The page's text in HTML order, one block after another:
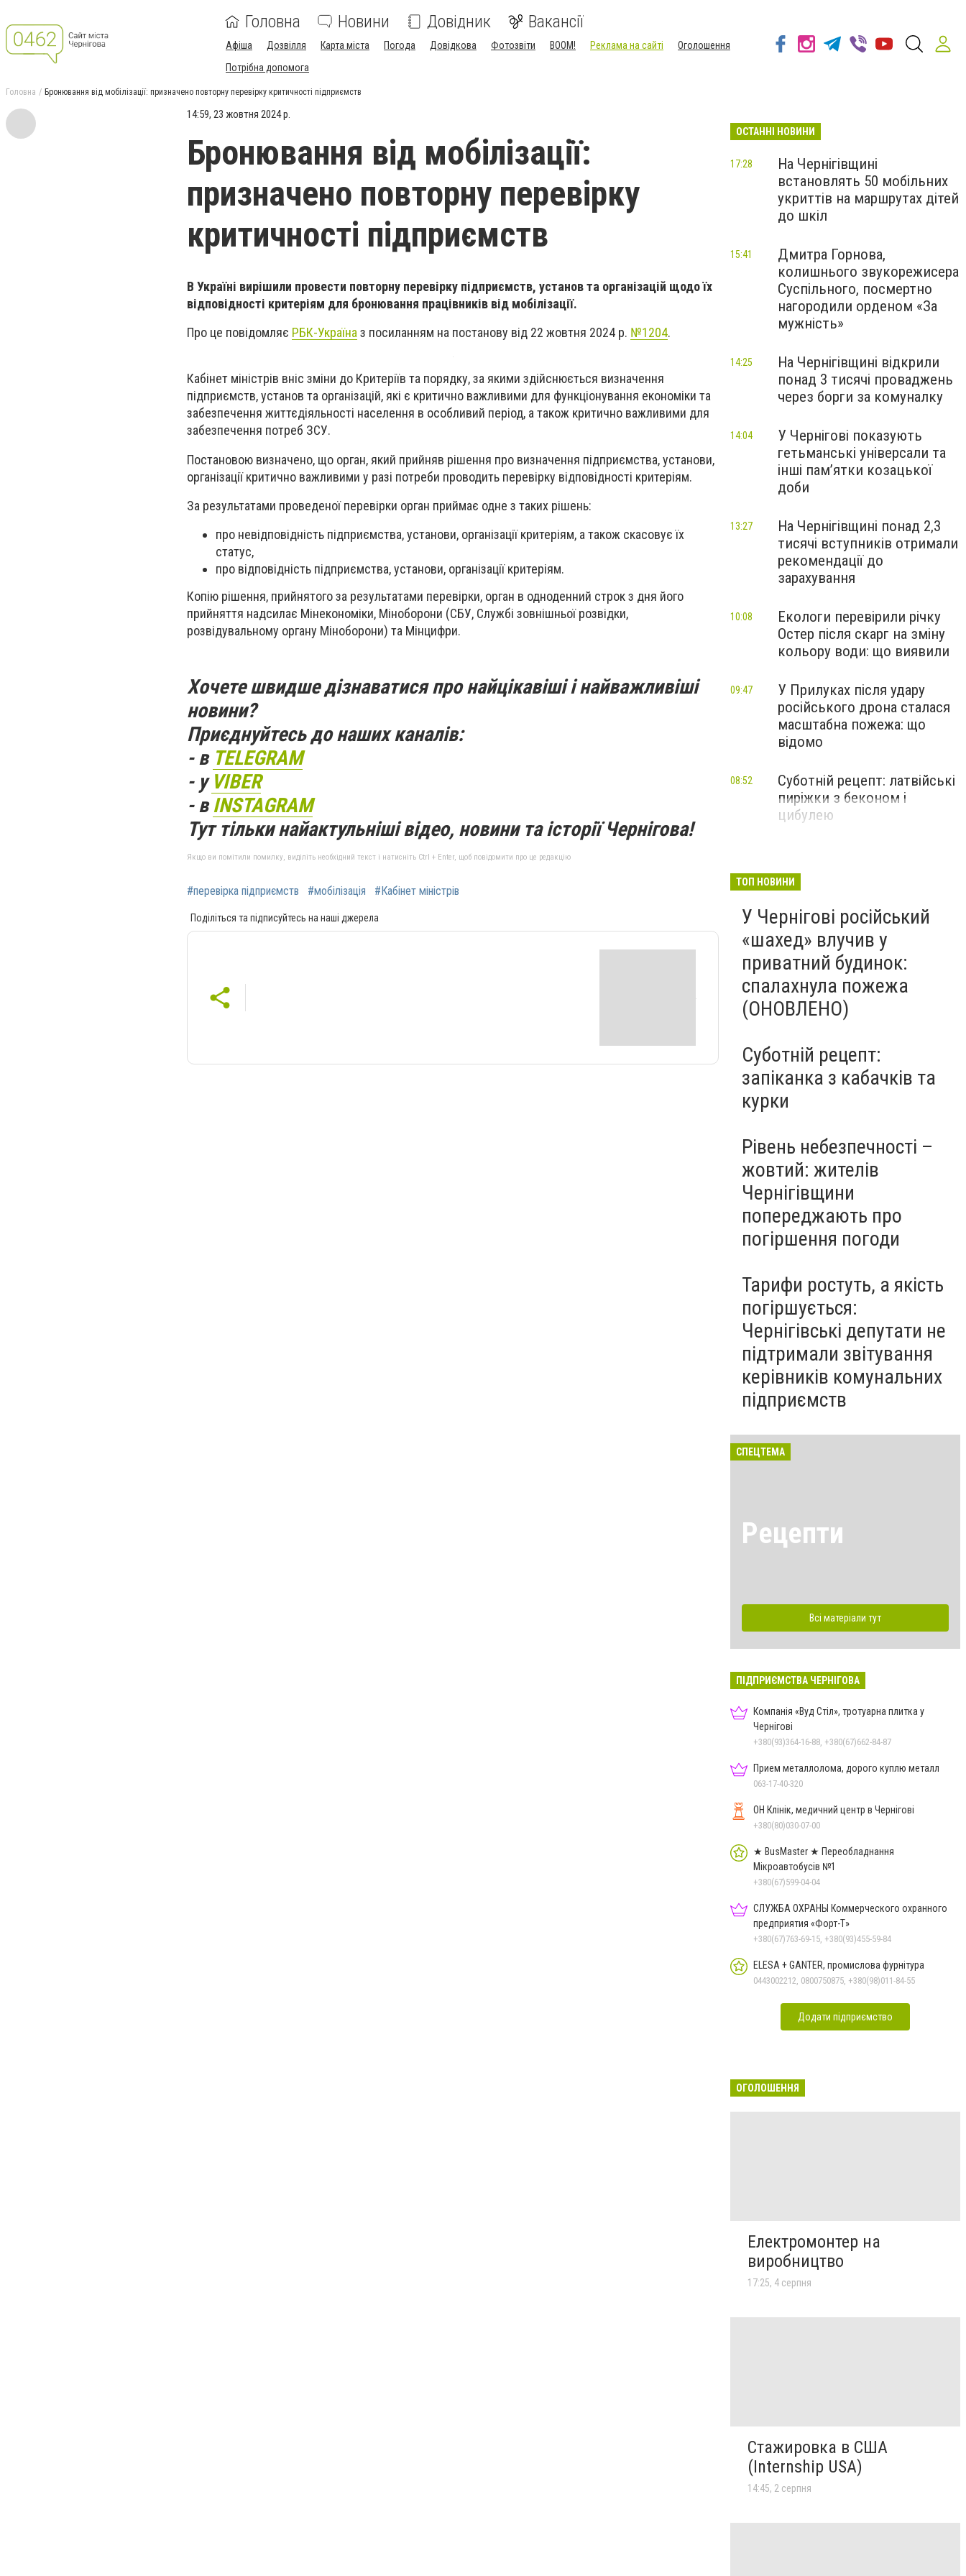
Головна Новини Довідник Вакансії
Афіша Дозвілля Карта міста Погода Довідкова Фотозвіти BOOM! Реклама на сайті
Оголошення
Потрібна допомога
Головна Бронювання від мобілізації: призначено повторну перевірку критичності підприємств
14:59, 23 жовтня 2024 р.
Бронювання від мобілізації:
призначено повторну перевірку
критичності підприємств
В Україні вирішили провести повторну перевірку підприємств, установ та організацій щодо їх
відповідності критеріям для бронювання працівників від мобілізації.
Про це повідомляє РБК-Україна з посиланням на постанову від 22 жовтня 2024 р. №1204.
Кабінет міністрів вніс зміни до Критеріїв та порядку, за якими здійснюється визначення
підприємств, установ та організацій, які є критично важливими для функціонування економіки та
забезпечення життєдіяльності населення в особливий період, а також критично важливими для
забезпечення потреб ЗСУ.
Постановою визначено, що орган, який прийняв рішення про визначення підприємства, установи,
організації критично важливими у разі потреби проводить перевірку відповідності критеріям.
За результатами проведеної перевірки орган приймає одне з таких рішень:
про невідповідність підприємства, установи, організації критеріям, а також скасовує їх
статус,
про відповідність підприємства, установи, організації критеріям.
Копію рішення, прийнятого за результатами перевірки, орган в одноденний строк з дня його
прийняття надсилає Мінекономіки, Міноборони (СБУ, Службі зовнішньої розвідки,
розвідувальному органу Міноборони) та Мінцифри.
Хочете швидше дізнаватися про найцікавіші і найважливіші
новини?
Приєднуйтесь до наших каналів:
- в TELEGRAM
- у VIBER
- вINSTAGRAM
Тут тільки найактульніші відео, новини та історії Чернігова!
Якщо ви помітили помилку, виділіть необхідний текст і натисніть Ctrl + Enter, щоб повідомити про це редакцію
#перевірка підприємств #мобілізація #Кабінет міністрів
Поділіться та підписуйтесь на наші джерела
ОСТАННІ НОВИНИ
На Чернігівщині
встановлять 50 мобільних
укриттів на маршрутах дітей
до шкіл
17:28
Дмитра Горнова,
колишнього звукорежисера
Суспільного, посмертно
нагородили орденом «За
мужність»
15:41
На Чернігівщині відкрили
понад 3 тисячі проваджень
через борги за комуналку
14:25
У Чернігові показують
гетьманські універсали та
інші пам’ятки козацької
доби
14:04
На Чернігівщині понад 2,3
тисячі вступників отримали
рекомендації до
зарахування
13:27
Екологи перевірили річку
Остер після скарг на зміну
кольору води: що виявили
10:08
У Прилуках після удару
російського дрона сталася
масштабна пожежа: що
відомо
09:47
Суботній рецепт: латвійські
пиріжки з беконом і
цибулею
08:52
ТОП НОВИНИ
У Чернігові російський
«шахед» влучив у
приватний будинок:
спалахнула пожежа
(ОНОВЛЕНО)
Суботній рецепт:
запіканка з кабачків та
курки
Рівень небезпечності –
жовтий: жителів
Чернігівщини
попереджають про
погіршення погоди
Тарифи ростуть, а якість
погіршується:
Чернігівські депутати не
підтримали звітування
керівників комунальних
підприємств
СПЕЦТЕМА
Рецепти
Всі матеріали тут
ПІДПРИЄМСТВА ЧЕРНІГОВА
Компанія «Вуд Стіл», тротуарна плитка у
Чернігові
+380(93)364-16-88, +380(67)662-84-87
Прием металлолома, дорого куплю металл
063-17-40-320
ОН Клінік, медичний центр в Чернігові
+380(80)030-07-00
★ BusMaster ★ Переобладнання
Мікроавтобусів №1
+380(67)599-04-04
СЛУЖБА ОХРАНЫ Коммерческого охранного
предприятия «Форт-Т»
+380(67)763-69-15, +380(93)455-59-84
ELESA + GANTER, промислова фурнітура
0443002212, 0800750875, +380(98)011-84-55
Додати підприємство
ОГОЛОШЕННЯ
Електромонтер на
виробництво
17:25, 4 серпня
Стажировка в США
(Internship USA)
14:45, 2 серпня